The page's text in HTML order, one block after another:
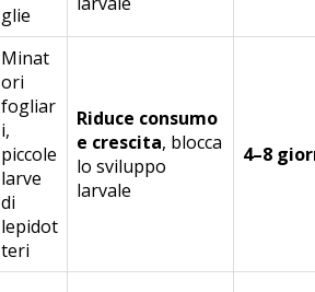
glie
Minat
ori
fogliar
i,
piccole
larve
di
lepidot
teri
Riduce consumo
e crescita, blocca
lo sviluppo
larvale
4–8